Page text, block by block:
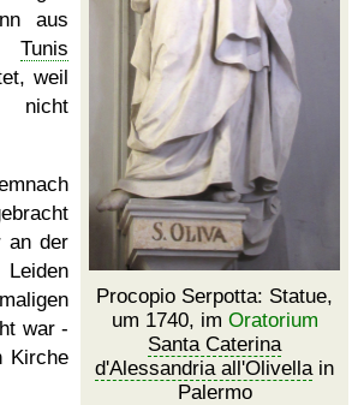
Procopio Serpotta: Statue,
um 1740, im Oratorium
Santa Caterina
d'Alessandria all'Olivellain
Palermo
aus
Tunis
weil
nicht
an der
war -
Kirche